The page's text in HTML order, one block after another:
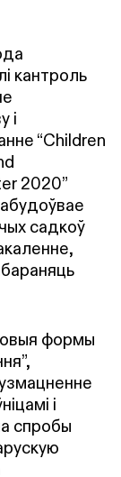
кантроль
і
“Children
2020”
садкоў
формы
і
спробы